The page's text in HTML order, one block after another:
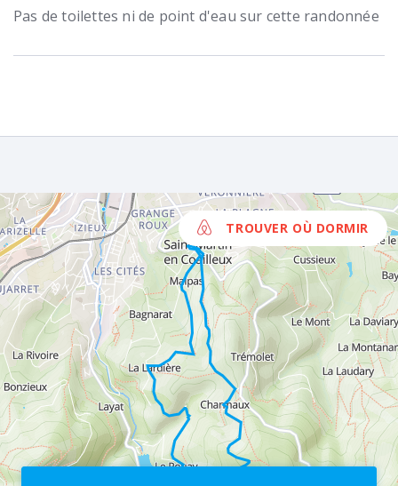
Pas de toilettes ni de point d'eau sur cette randonnée
TROUVER OÙ DORMIR